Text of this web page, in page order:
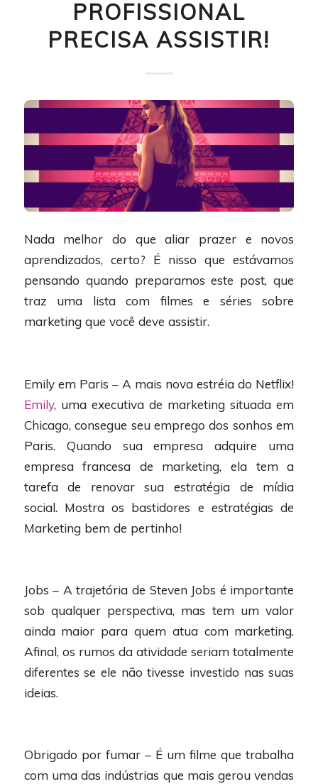
PROFISSIONAL
PRECISA ASSISTIR!
Nada melhor do que aliar prazer e novos
aprendizados, certo? É nisso que estávamos
pensando quando preparamos este post, que
traz uma lista com filmes e séries sobre
marketing que você deve assistir.
Emily em Paris – A mais nova estréia do Netflix!
Emily, uma executiva de marketing situada em
Chicago, consegue seu emprego dos sonhos em
Paris. Quando sua empresa adquire uma
empresa francesa de marketing, ela tem a
tarefa de renovar sua estratégia de mídia
social. Mostra os bastidores e estratégias de
Marketing bem de pertinho!
Jobs – A trajetória de Steven Jobs é importante
sob qualquer perspectiva, mas tem um valor
ainda maior para quem atua com marketing.
Afinal, os rumos da atividade seriam totalmente
diferentes se ele não tivesse investido nas suas
ideias.
Obrigado por fumar – É um filme que trabalha
com uma das indústrias que mais gerou vendas